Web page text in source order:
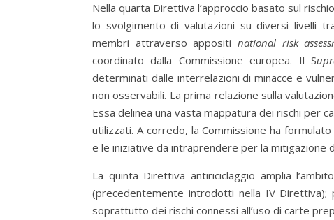
Nella quarta Direttiva l’approccio basato sul
lo svolgimento di valutazioni su diversi livelli
membri attraverso appositinational risk
coordinato dalla Commissione europea. Il S
determinati dalle interrelazioni di minacce e
non osservabili. La prima relazione sulla
Essa delinea una vasta mappatura dei rischi per
utilizzati. A corredo, la Commissione ha
e le iniziative da intraprendere per la mitigazione
La quinta Direttiva antiriciclaggio amplia
(precedentemente introdotti nella IV
soprattutto dei rischi connessi all’uso di carte